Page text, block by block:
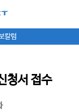
칼럼
청서 접수